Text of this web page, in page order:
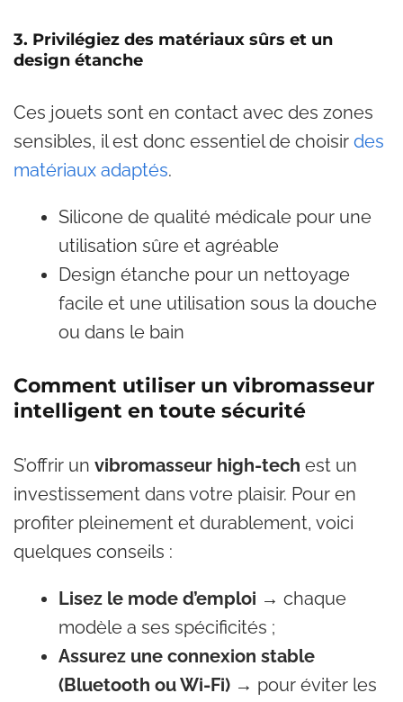
3. Privilégiez des matériaux sûrs et un
design étanche
Ces jouets sont en contact avec des zones
sensibles, il est donc essentiel de choisir des
matériaux adaptés.
Silicone de qualité médicale pour une
utilisation sûre et agréable
Design étanche pour un nettoyage
facile et une utilisation sous la douche
ou dans le bain
Comment utiliser un vibromasseur
intelligent en toute sécurité
S’offrir un vibromasseur high-tech est un
investissement dans votre plaisir. Pour en
profiter pleinement et durablement, voici
quelques conseils :
Lisez le mode d’emploi → chaque
modèle a ses spécificités ;
Assurez une connexion stable
(Bluetooth ou Wi-Fi) → pour éviter les